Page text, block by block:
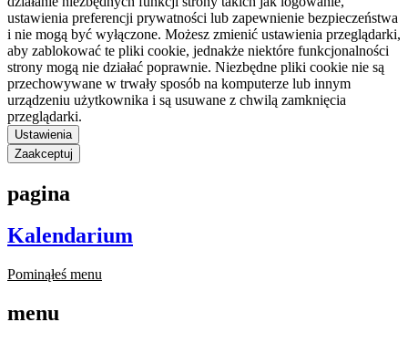
ustawienia preferencji prywatności lub zapewnienie bezpieczeństwa
i nie mogą być wyłączone. Możesz zmienić ustawienia przeglądarki,
aby zablokować te pliki cookie, jednakże niektóre funkcjonalności
strony mogą nie działać poprawnie. Niezbędne pliki cookie nie są
przechowywane w trwały sposób na komputerze lub innym
urządzeniu użytkownika i są usuwane z chwilą zamknięcia
przeglądarki.
Ustawienia
Zaakceptuj
pagina
Kalendarium
Pominąłeś menu
menu